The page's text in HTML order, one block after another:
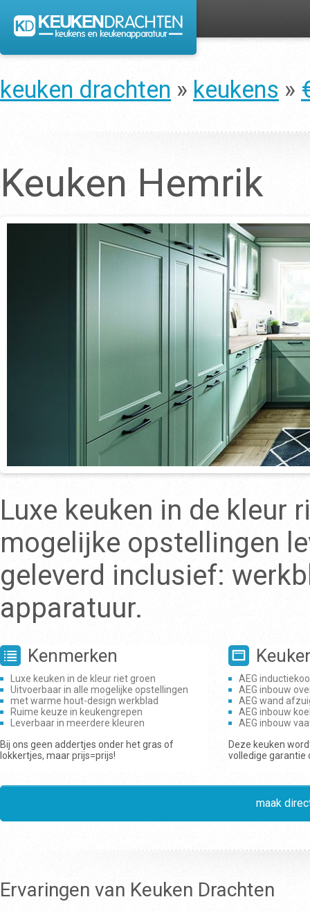
keuken drachten » keukens »
Keuken Hemrik
Luxe keuken in de kleur
mogelijke opstellingen
geleverd inclusief:
apparatuur.
Kenmerken
Luxe keuken in de kleur riet groen
Uitvoerbaar in alle mogelijke opstellingen
met warme hout-design werkblad
Ruime keuze in keukengrepen
Leverbaar in meerdere kleuren
Bij ons geen addertjes onder het gras of
lokkertjes, maar prijs=prijs!
AEG
AEG inbouw
AEG wand
AEG inbouw
AEG inbouw
Deze keuken
volledige garantie
maak
Ervaringen van Keuken Drachten